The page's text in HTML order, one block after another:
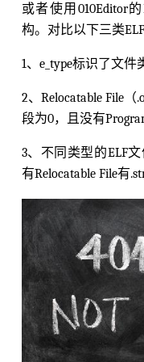
或者使用010Editor
构。对比以下三类
1、e_type标识了文件
2、Relocatable File
段为0，且没有
3、不同类型的ELF
有Relocatable File有